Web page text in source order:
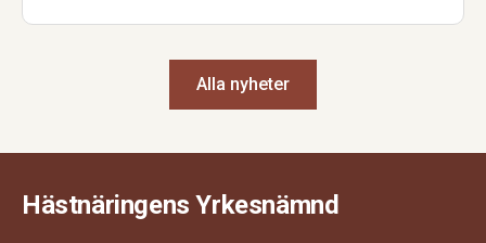
Alla nyheter
Hästnäringens Yrkesnämnd